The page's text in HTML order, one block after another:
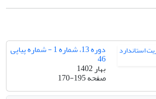
دوره 13، شماره 1 - شماره پیاپی
46
بهار 1402
صفحه170-195